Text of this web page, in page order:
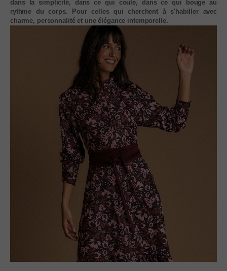
dans la simplicité, dans ce qui coule, dans ce qui bouge au
rythme du corps. Pour celles qui cherchent à s'habiller avec
charme, personnalité et une élégance intemporelle.